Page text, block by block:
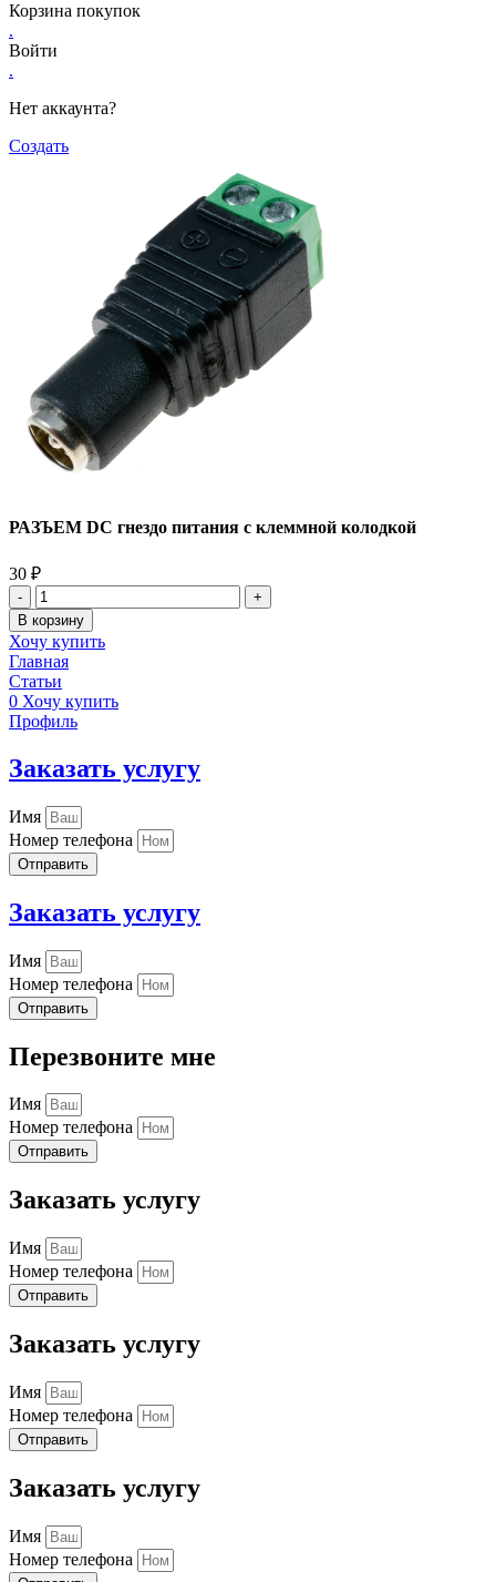
Корзина покупок
.
Войти
.
Нет аккаунта?
Создать
РАЗЪЕМ DC гнездо питания с клеммной колодкой
30 ₽
Количество
товара
РАЗЪЕМ
DC
гнездо
питания
с
клеммной
В корзину
Хочу купить
Главная
Статьи
0 Хочу купить
Профиль
Заказать услугу
Имя
Номер телефона
Отправить
Заказать услугу
Имя
Номер телефона
Отправить
Перезвоните мне
Имя
Номер телефона
Отправить
Заказать услугу
Имя
Номер телефона
Отправить
Заказать услугу
Имя
Номер телефона
Отправить
Заказать услугу
Имя
Номер телефона